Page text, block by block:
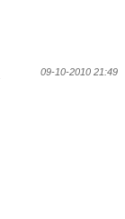
09-10-2010 21:49